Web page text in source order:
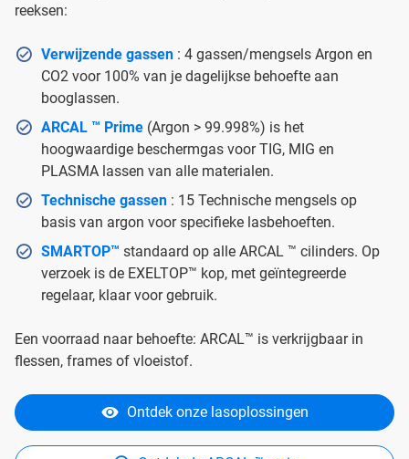
reeksen:
Verwijzende gassen: 4 gassen/mengsels Argon en
CO2 voor 100% van je dagelijkse behoefte aan
booglassen.
ARCAL ™ Prime(Argon > 99.998%) is het
hoogwaardige beschermgas voor TIG, MIG en
PLASMA lassen van alle materialen.
Technische gassen: 15 Technische mengsels op
basis van argon voor specifieke lasbehoeften.
SMARTOP™ standaard op alle ARCAL ™ cilinders. Op
verzoek is de EXELTOP™ kop, met geïntegreerde
regelaar, klaar voor gebruik.
Een voorraad naar behoefte: ARCAL™ is verkrijgbaar in
flessen, frames of vloeistof.
Ontdek onze lasoplossingen